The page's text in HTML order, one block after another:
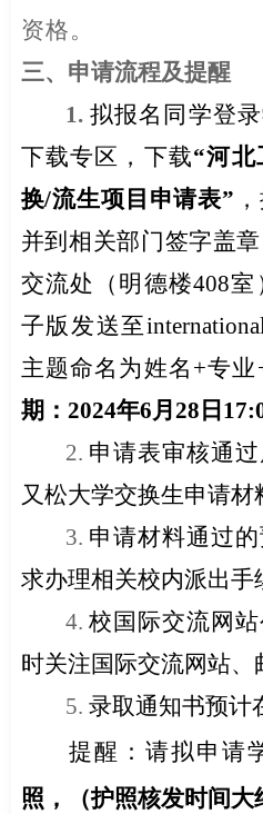
资格。
三、 申请流程及提醒
1. 拟报名同学登
下载专区，下载“河北
换/流生项目申请表”
并到相关部门签字盖
交流处（明德楼408室
子版发送至
主题命名为姓名 +专业
期： 2024年6月 28 日
2. 申请表审核通
又松大学交换生申请材
3. 申请材料通过
求办理相关校内派出手
4.校国际交流网
时关注国际交流网站、
5. 录取通知书预计
提醒：请拟申请
照，（护照核发时间大